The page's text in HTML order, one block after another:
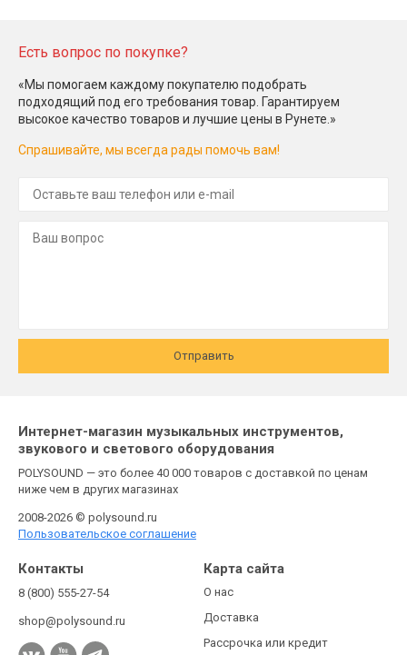
Есть вопрос по покупке?
«Мы помогаем каждому покупателю подобрать
подходящий под его требования товар. Гарантируем
высокое качество товаров и лучшие цены в Рунете.»
Спрашивайте, мы всегда рады помочь вам!
Отправить
Интернет-магазин музыкальных инструментов,
звукового и светового оборудования
POLYSOUND — это более 40 000 товаров с доставкой по ценам
ниже чем в других магазинах
2008-2026 © polysound.ru
Пользовательское соглашение
Контакты
8 (800) 555-27-54
shop@polysound.ru
Карта сайта
О нас
Доставка
Рассрочка или кредит